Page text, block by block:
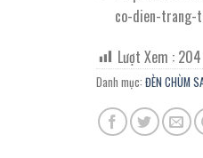
co-dien-
Lượt Xem : 204
Danh mục: ĐÈN CHÙM